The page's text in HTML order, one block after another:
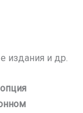
издания и др.